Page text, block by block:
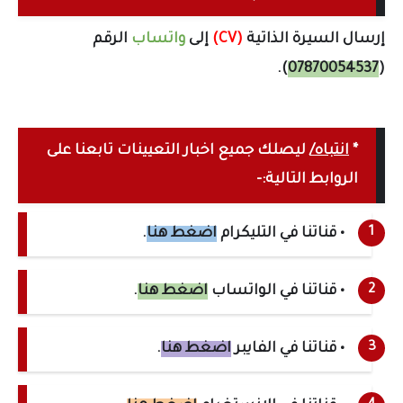
إرسال السيرة الذاتية (CV) إلى واتساب الرقم
(
07870054537
)
.
* انتباه/ليصلك جميع اخبار التعيينات تابعنا على
الروابط التالية:-
• قناتنا في التليكرام اضغط هنا.
• قناتنا في الواتساب اضغط هنا.
• قناتنا في الفايبراضغط هنا.